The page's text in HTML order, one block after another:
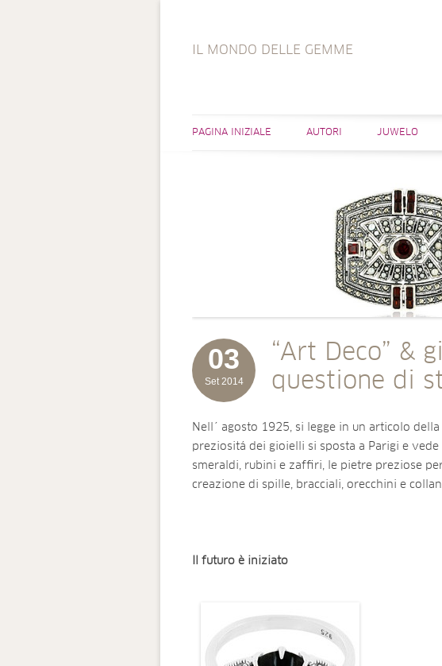
IL MONDO DELLE GEMME
PAGINA INIZIALE AUTORI JUWELO
03
Set 2014
“Art Deco” &
questione di
Nell´ agosto 1925, si legge in un articolo
preziositá dei gioielli si sposta a Parigi e
smeraldi, rubini e zaffiri, le pietre preziose
creazione di spille, bracciali, orecchini e
Il futuro è iniziato